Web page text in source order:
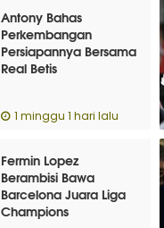
Antony Bahas
Perkembangan
Persiapannya Bersama
Real Betis
1 minggu 1 hari lalu
Fermin Lopez
Berambisi Bawa
Barcelona Juara Liga
Champions